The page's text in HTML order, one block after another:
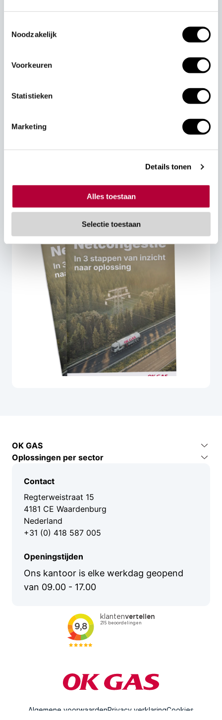
Noodzakelijk
Voorkeuren
Statistieken
Marketing
Details tonen
Alles toestaan
Selectie toestaan
E-mailadres
Bij aanmelding stem ik in dat OK GAS contact met
mij opneemt en ga ik akkoord met de
CAPTCHA
Contact
Regterweistraat 15
4181 CE Waardenburg
Nederland
+31 (0) 418 587 005
Openingstijden
Ons kantoor is elke werkdag geopend
van 09.00 - 17.00
OK GAS
Contact
Over ons
Kenniscentrum
Oplossingen per sector
Logistiek en transport
Agrarische sector
Recreatie en horeca
Algemene voorwaardenPrivacy verklaringCookies